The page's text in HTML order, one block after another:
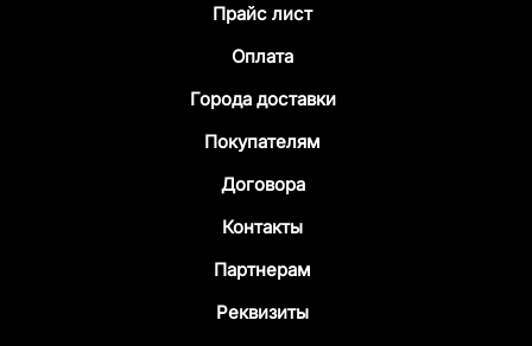
Прайс лист
Оплата
Города доставки
Покупателям
Договора
Контакты
Партнерам
Реквизиты